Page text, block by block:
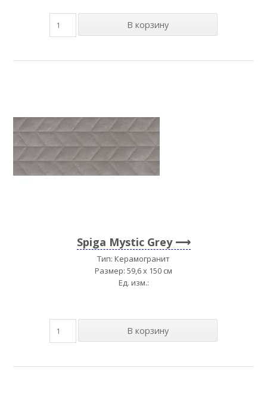
Spiga Mystic Grey
Тип: Керамогранит
Размер: 59,6 x 150 см
Ед. изм.: